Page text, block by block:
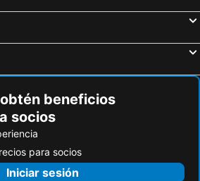
beneficios
socios
para socios
Iniciar sesión